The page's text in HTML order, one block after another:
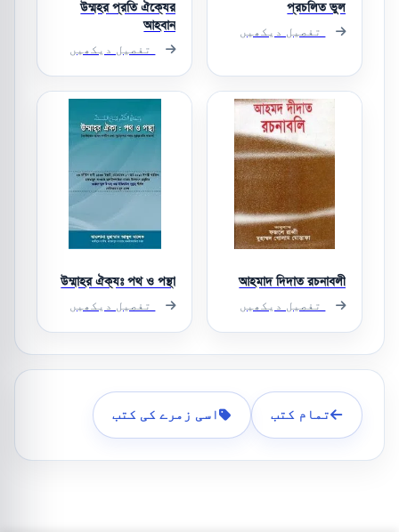
প্রচলিত ভুল
تفصیل دیکھیں
উম্মহর প্রতি ঐক্যের
আহবান
تفصیل دیکھیں
আহমাদ দিদাত রচনাবলী
تفصیل دیکھیں
উম্মাহর ঐক্যঃ পথ ও পন্থা
تفصیل دیکھیں
تمام کتب اسی زمرے کی کتب